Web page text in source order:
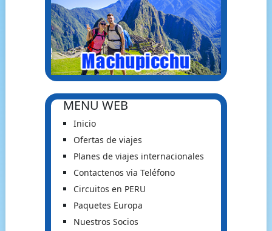
MENU WEB
Inicio
Ofertas de viajes
Planes de viajes internacionales
Contactenos via Teléfono
Circuitos en PERU
Paquetes Europa
Nuestros Socios